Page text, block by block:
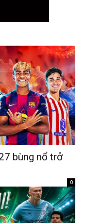
bùng nổ trở
0